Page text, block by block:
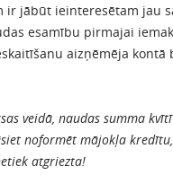
ir jābūt ieinteresētam jau
esamību pirmajai
aizņēmēja kontā
veidā, naudas summa
noformēt mājokļa
atgriezta!